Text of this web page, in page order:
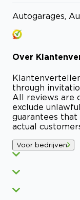
Autogarages,
Over
through
All reviews are
exclude
guarantees
actual
Voor bedrijven